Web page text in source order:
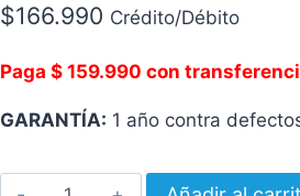
$166.990 Crédito/Débito
Paga $ 159.990 con
GARANTÍA: 1 año contra
Nebulizador